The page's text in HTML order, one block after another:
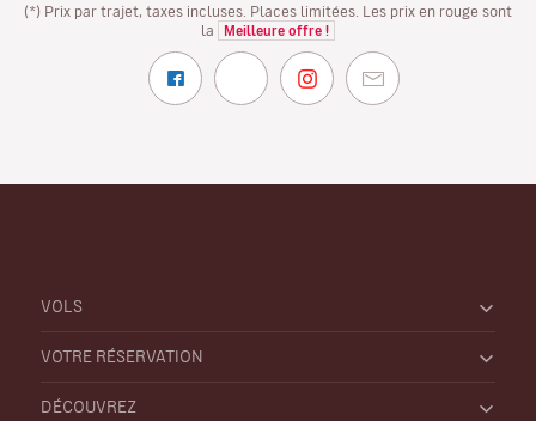
(*) Prix par trajet, taxes incluses. Places limitées. Les prix en rouge sont
la
Meilleure offre !
VOLS
VOTRE RÉSERVATION
DÉCOUVREZ